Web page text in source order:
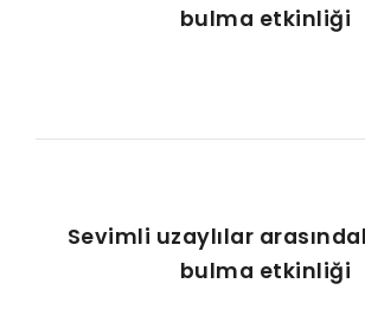
bulma etkinliği
Sevimli uzaylılar
bulma etkinliği